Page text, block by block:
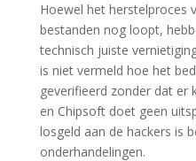
Hoewel het herstelproces
bestanden nog loopt,
technisch juiste
is niet vermeld hoe het
geverifieerd zonder dat er
en Chipsoft doet geen
losgeld aan de hackers is
onderhandelingen.